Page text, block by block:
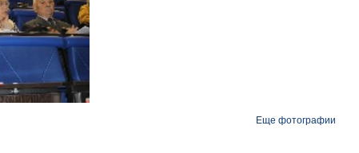
Еще фотографии